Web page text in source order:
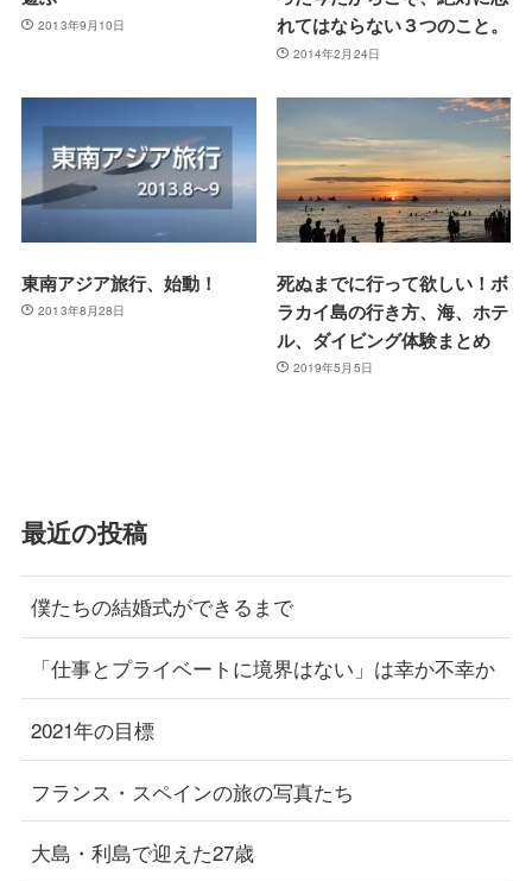
2013年9月10日
れてはならない３つのこと。
2014年2月24日
東南アジア旅行、始動！
2013年8月28日
死ぬまでに行って欲しい！ボ
ラカイ島の行き方、海、ホテ
ル、ダイビング体験まとめ
2019年5月5日
最近の投稿
僕たちの結婚式ができるまで
「仕事とプライベートに境界はない」は幸か不幸か
2021年の目標
フランス・スペインの旅の写真たち
大島・利島で迎えた27歳